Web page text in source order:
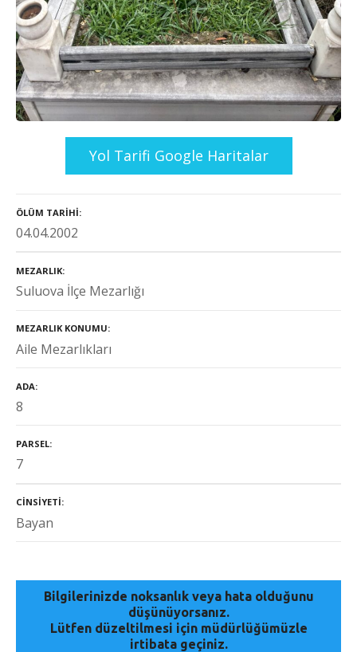
Yol Tarifi Google Haritalar
ÖLÜM TARIHI
04.04.2002
MEZARLIK
Suluova İlçe Mezarlığı
MEZARLIK KONUMU
Aile Mezarlıkları
ADA
8
PARSEL
7
CINSIYETI
Bayan
Bilgilerinizde noksanlık veya hata olduğunu
düşünüyorsanız.
Lütfen düzeltilmesi için müdürlüğümüzle
irtibata geçiniz.